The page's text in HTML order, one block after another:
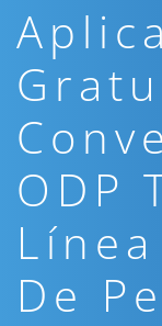
ODP
De